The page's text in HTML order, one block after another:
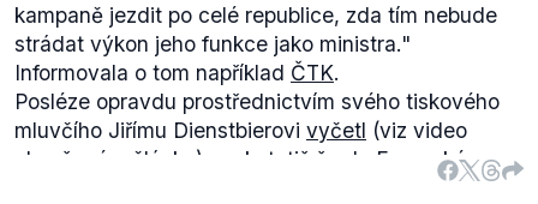
kampaně jezdit po celé republice, zda tím nebude
strádat výkon jeho funkce jako ministra."
Informovala o tom například ČTK.
Posléze opravdu prostřednictvím svého tiskového
mluvčího Jiřímu Dienstbierovi vyčetl (viz video
obsažené v článku) opak, totiž že do Evropskému
utekl z